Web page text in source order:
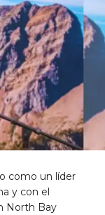
como un líder
y con el
North Bay